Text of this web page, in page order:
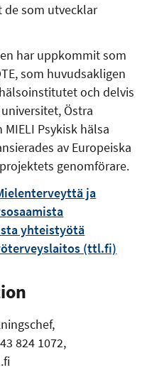
de som utvecklar
har uppkommit som
som huvudsakligen
och delvis
Östra
MIELI Psykisk hälsa
av Europeiska
genomförare.
ja
yhteistyötä
(ttl.fi)
824 1072,